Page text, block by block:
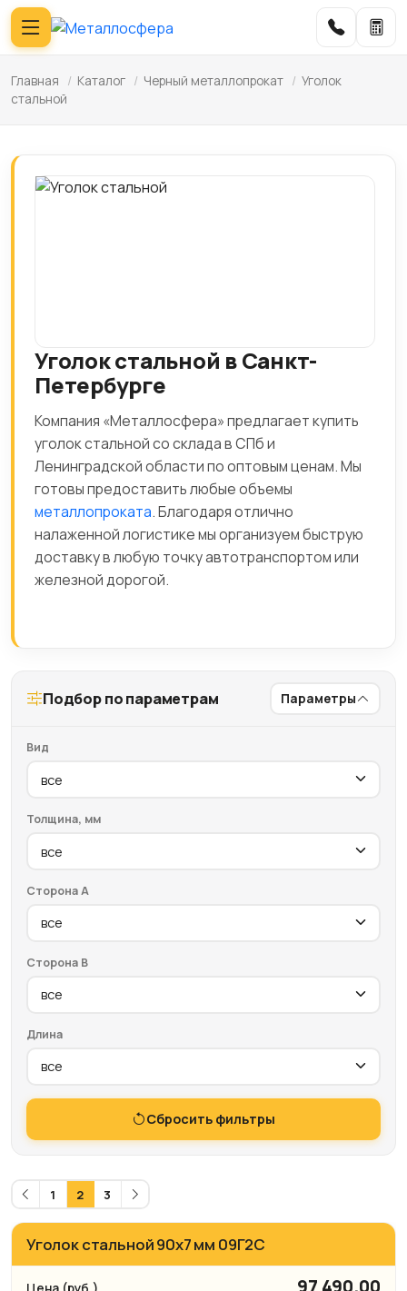
Главная / Каталог / Черный металлопрокат / Уголок
стальной
Уголок стальной в Санкт-
Петербурге
Компания «Металлосфера» предлагает купить
уголок стальной со склада в СПб и
Ленинградской области по оптовым ценам. Мы
готовы предоставить любые объемы
металлопроката. Благодаря отлично
налаженной логистике мы организуем быструю
доставку в любую точку автотранспортом или
железной дорогой.
Подбор по параметрам Параметры
Вид
Толщина, мм
Сторона A
Сторона B
Длина
Сбросить фильтры
1 2 3
Уголок стальной 90х7 мм 09Г2С
97 490.00